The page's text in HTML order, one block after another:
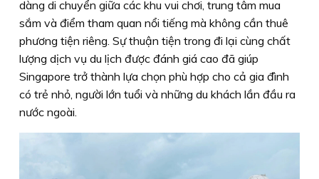
dàng di chuyển giữa các khu vui chơi, trung tâm mua
sắm và điểm tham quan nổi tiếng mà không cần thuê
phương tiện riêng. Sự thuận tiện trong đi lại cùng chất
lượng dịch vụ du lịch được đánh giá cao đã giúp
Singapore trở thành lựa chọn phù hợp cho cả gia đình
có trẻ nhỏ, người lớn tuổi và những du khách lần đầu ra
nước ngoài.